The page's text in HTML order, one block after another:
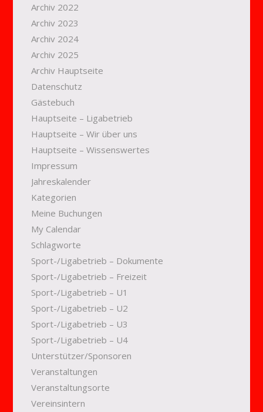
Archiv 2022
Archiv 2023
Archiv 2024
Archiv 2025
Archiv Hauptseite
Datenschutz
Gästebuch
Hauptseite – Ligabetrieb
Hauptseite – Wir über uns
Hauptseite – Wissenswertes
Impressum
Jahreskalender
Kategorien
Meine Buchungen
My Calendar
Schlagworte
Sport-/Ligabetrieb – Dokumente
Sport-/Ligabetrieb – Freizeit
Sport-/Ligabetrieb – U1
Sport-/Ligabetrieb – U2
Sport-/Ligabetrieb – U3
Sport-/Ligabetrieb – U4
Unterstützer/Sponsoren
Veranstaltungen
Veranstaltungsorte
Vereinsintern